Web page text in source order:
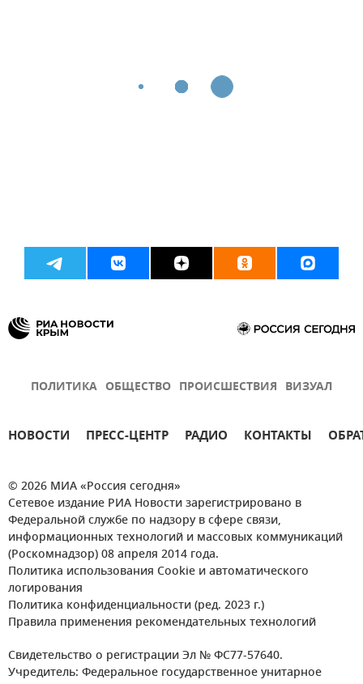
ПОЛИТИКА ОБЩЕСТВО ПРОИСШЕСТВИЯ ВИЗУАЛ
НОВОСТИ ПРЕСС-ЦЕНТР РАДИО КОНТАКТЫ
© 2026 МИА «Россия сегодня»
Сетевое издание РИА Новости зарегистрировано в
Федеральной службе по надзору в сфере связи,
информационных технологий и массовых коммуникаций
(Роскомнадзор) 08 апреля 2014 года.
Политика использования Cookie и автоматического
логирования
Политика конфиденциальности (ред. 2023 г.)
Правила применения рекомендательных технологий
Свидетельство о регистрации Эл № ФС77-57640.
Учредитель: Федеральное государственное унитарное